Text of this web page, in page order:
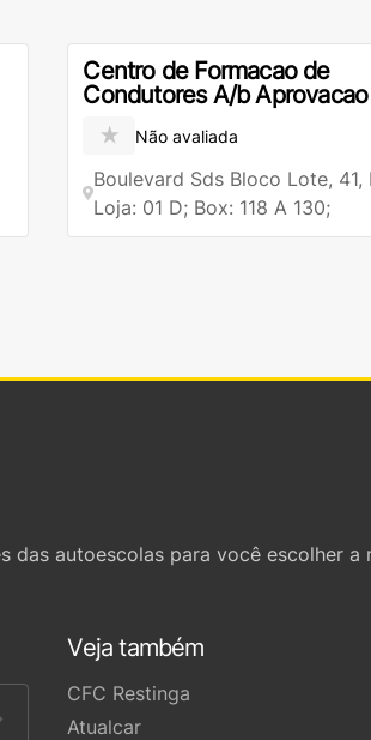
Centro de Formacao de
Condutores A/b
★ Não avaliada
Boulevard Sds Bloco Lote, 41,
Loja: 01 D; Box: 118 A 130;
das autoescolas para você escolher a
Veja também
CFC Restinga
Atualcar